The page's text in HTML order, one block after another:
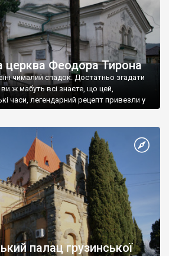
церква Феодора Тирона
чималий спадок. Достатньо згадати
ж мабуть всі знаєте, що цей,
часи, легендарний рецепт привезли у
палац грузинської